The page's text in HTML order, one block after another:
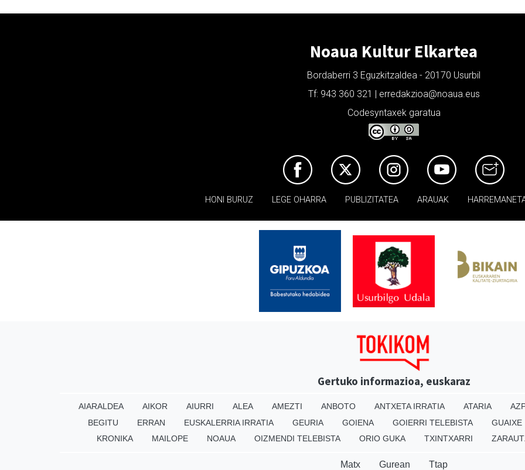
Noaua Kultur Elkartea
Bordaberri 3 Eguzkitzaldea - 20170 Usurbil
Tf: 943 360 321 | erredakzioa@noaua.eus
Codesyntaxek garatua
HONI BURUZ LEGE OHARRA PUBLIZITATEA ARAUAK
Gertuko informazioa, euskaraz
AIARALDEA AIKOR AIURRI ALEA AMEZTI ANBOTO ANTXETA IRRATIA ATARIA
BEGITU
ERRAN EUSKALERRIA IRRATIA GEURIA GOIENA GOIERRI TELEBISTA
GUAIXE
KRONIKA
MAILOPE NOAUA OIZMENDI TELEBISTA ORIO GUKA TXINTXARRI
Matx Gurean Ttap